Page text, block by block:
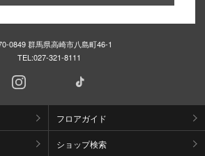
0849 群馬県高崎市八島町46-1
TEL:027-321-8111
フロアガイド
ショップ検索